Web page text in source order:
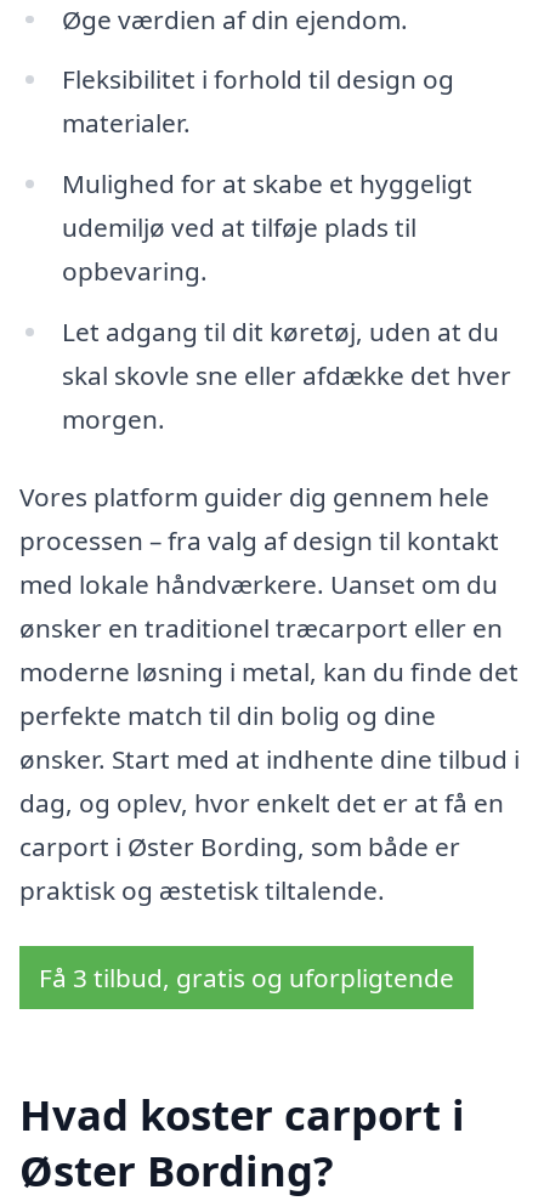
Øge værdien af din ejendom.
Fleksibilitet i forhold til design og
materialer.
Mulighed for at skabe et hyggeligt
udemiljø ved at tilføje plads til
opbevaring.
Let adgang til dit køretøj, uden at du
skal skovle sne eller afdække det hver
morgen.
Vores platform guider dig gennem hele
processen – fra valg af design til kontakt
med lokale håndværkere. Uanset om du
ønsker en traditionel træcarport eller en
moderne løsning i metal, kan du finde det
perfekte match til din bolig og dine
ønsker. Start med at indhente dine tilbud i
dag, og oplev, hvor enkelt det er at få en
carport i Øster Bording, som både er
praktisk og æstetisk tiltalende.
Få 3 tilbud, gratis og uforpligtende
Hvad koster carport i
Øster Bording?